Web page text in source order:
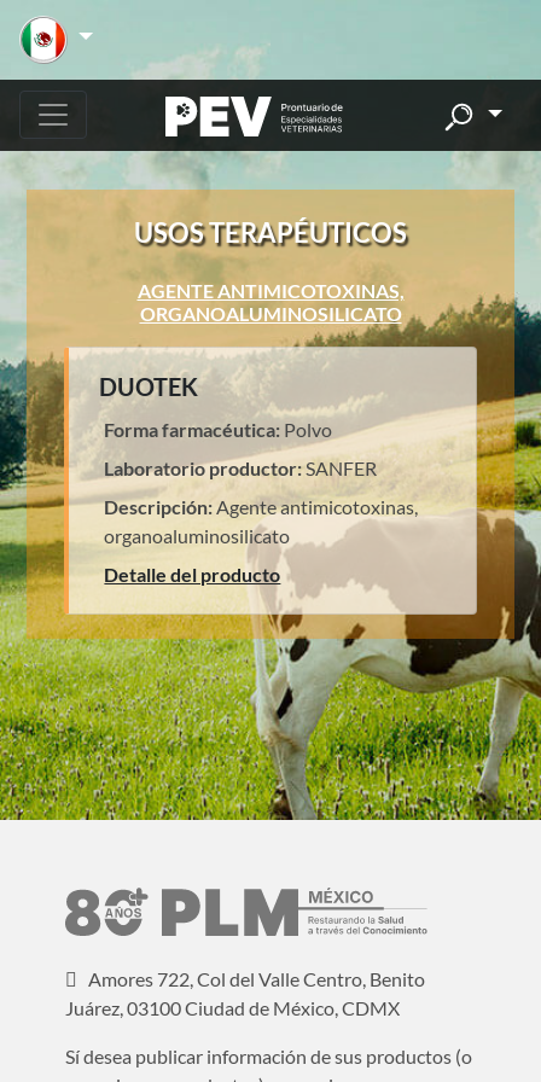
USOS TERAPÉUTICOS
AGENTE ANTIMICOTOXINAS,
ORGANOALUMINOSILICATO
DUOTEK
Forma farmacéutica: Polvo
Laboratorio productor:SANFER
Descripción:Agente antimicotoxinas,
organoaluminosilicato
Detalle del producto
Amores 722, Col del Valle Centro, Benito
Juárez, 03100 Ciudad de México, CDMX
Sí desea publicar información de sus productos (o